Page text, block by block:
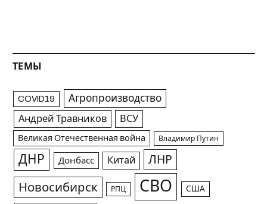
ТЕМЫ
COVID19 Агропроизводство
Андрей Травников ВСУ
Великая Отечественная война Владимир Путин
ДНР Донбасс Китай ЛНР
Новосибирск РПЦ СВО США